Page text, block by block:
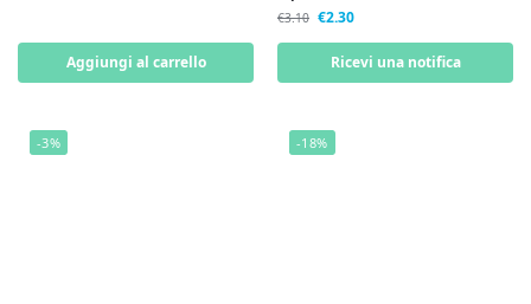
Aggiungi al carrello
€3.10 €2.30
Ricevi una notifica
-3% -18%